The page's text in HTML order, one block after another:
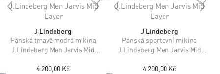
J Lindeberg
Pánská tmavě modrá mikina
J.Lindeberg Men Jarvis Mid
4 200,00 Kč
J Lindeberg
Pánská sportovní mikina
J.Lindeberg Men Jarvis Mid
4 200,00 Kč